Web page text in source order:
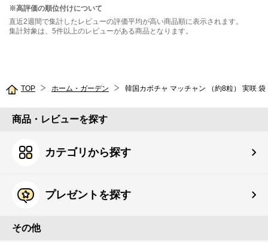
※高評価の順位付けについて
直近2週間で集計したレビューの評価平均が高い商品順に表示されます。
集計対象は、5件以上のレビューがある商品となります。
TOP ホーム・ガーデン 韓国カボチャ マッチャン （約8粒） 実咲 袋
商品・レビューを探す
カテゴリから探す
プレゼントを探す
その他